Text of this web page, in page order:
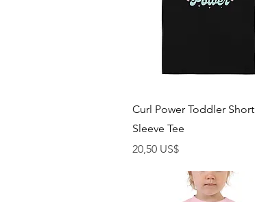
Vista rápida
Curl Power Toddler Short
Sleeve Tee
Precio
20,50 US$